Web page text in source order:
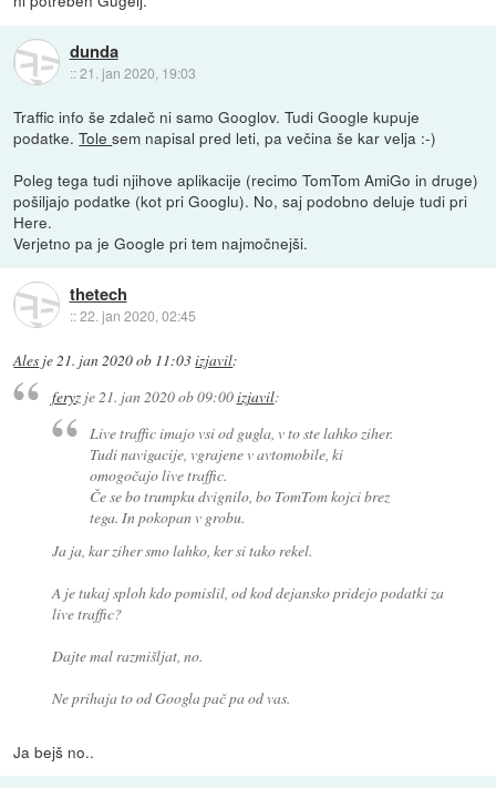
dunda
::21. jan 2020, 19:03
Traffic info še zdaleč ni samo Googlov. Tudi Google kupuje
podatke.Tolesem napisal pred leti, pa večina še kar velja :-)
Poleg tega tudi njihove aplikacije (recimo TomTom AmiGo in druge)
pošiljajo podatke (kot pri Googlu). No, saj podobno deluje tudi pri
Here.
Verjetno pa je Google pri tem najmočnejši.
thetech
::22. jan 2020, 02:45
Ales je 21. jan 2020 ob 11:03izjavil:
feryzje21. jan 2020 ob 09:00izjavil:
Live traffic imajo vsi od gugla, v to ste lahko ziher.
Tudi navigacije, vgrajene v avtomobile, ki
omogočajo live traffic.
Če se bo trumpku dvignilo, bo TomTom kojci brez
tega. In pokopan v grobu.
Ja ja, karzihersmo lahko, ker si tako rekel.
A je tukaj sploh kdo pomislil, od kod dejansko pridejo podatki za
live traffic?
Dajte mal razmišljat, no.
Ne prihaja tood Googlapač pa od vas.
Ja bejš no..